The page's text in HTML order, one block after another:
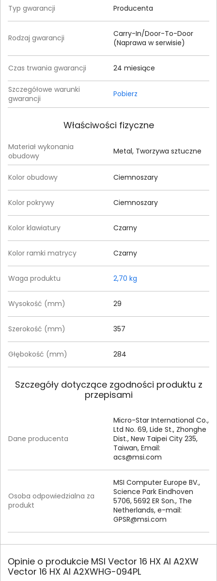
Typ gwarancji Producenta
Rodzaj gwarancji
Carry-In/Door-To-Door
(Naprawa w serwisie)
Czas trwania gwarancji 24 miesiące
Szczegółowe warunki
gwarancji
Pobierz
Właściwości fizyczne
Materiał wykonania
obudowy
Metal, Tworzywa sztuczne
Kolor obudowy Ciemnoszary
Kolor pokrywy Ciemnoszary
Kolor klawiatury Czarny
Kolor ramki matrycy Czarny
Waga produktu 2,70 kg
Wysokość (mm) 29
Szerokość (mm) 357
Głębokość (mm) 284
Szczegóły dotyczące zgodności produktu z
przepisami
Dane producenta
Micro-Star International Co.,
Ltd No. 69, Lide St., Zhonghe
Dist., New Taipei City 235,
Taiwan, Email:
acs@msi.com
Osoba odpowiedzialna za
produkt
MSI Computer Europe BV.,
Science Park Eindhoven
5706, 5692 ER Son., The
Netherlands, e-mail:
GPSR@msi.com
Opinie o produkcie MSI Vector 16 HX AI A2XW
Vector 16 HX AI A2XWHG-094PL